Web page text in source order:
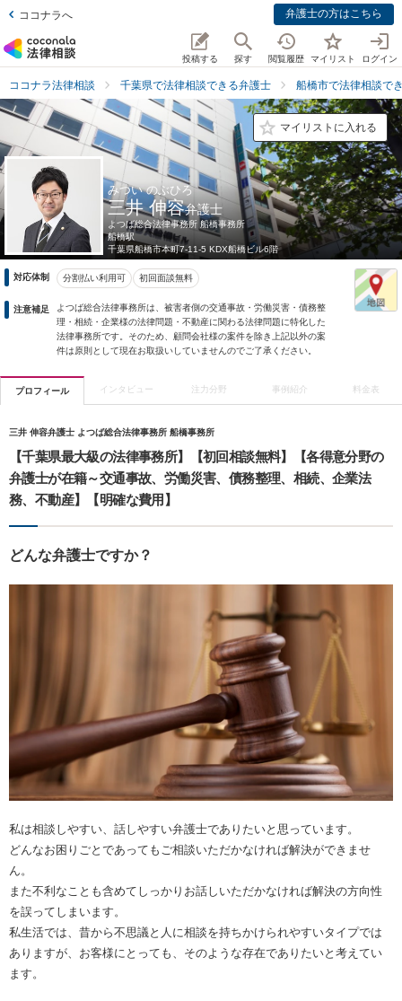
ココナラへ 弁護士の方はこちら
投稿する 探す 閲覧履歴 マイリスト ログイン
ココナラ法律相談 千葉県で法律相談できる弁護士 船橋市で法律相談で
マイリストに入れる
みつい のぶひろ
三井 伸容弁護士
よつば総合法律事務所 船橋事務所
船橋駅
千葉県船橋市本町7-11-5 KDX船橋ビル6階
対応体制 分割払い利用可 初回面談無料
注意補足
よつば総合法律事務所は、被害者側の交通事故・労働災害・債務整
理・相続・企業様の法律問題・不動産に関わる法律問題に特化した
法律事務所です。そのため、顧問会社様の案件を除き上記以外の案
件は原則として現在お取扱いしていませんのでご了承ください。
プロフィール インタビュー 注力分野 事例紹介 料金表
三井 伸容弁護士 よつば総合法律事務所 船橋事務所
【千葉県最大級の法律事務所】【初回相談無料】【各得意分野の
弁護士が在籍～交通事故、労働災害、債務整理、相続、企業法
務、不動産】【明確な費用】
どんな弁護士ですか？
私は相談しやすい、話しやすい弁護士でありたいと思っています。
どんなお困りごとであってもご相談いただかなければ解決ができませ
ん。
また不利なことも含めてしっかりお話しいただかなければ解決の方向性
を誤ってしまいます。
私生活では、昔から不思議と人に相談を持ちかけられやすいタイプでは
ありますが、お客様にとっても、そのような存在でありたいと考えてい
ます。